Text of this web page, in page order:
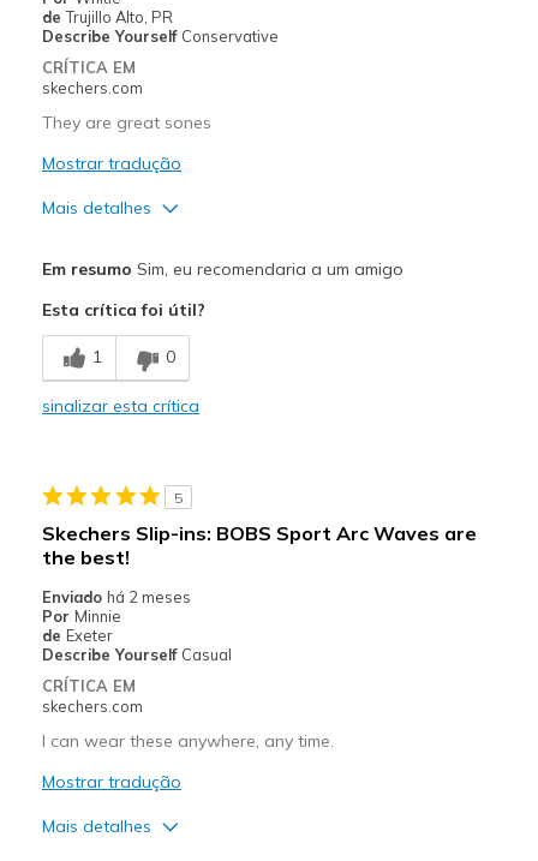
de Trujillo Alto, PR
Describe Yourself Conservative
CRÍTICA EM
skechers.com
They are great sones
Mostrar tradução
Mais detalhes
Breathe Well
Comfortable
Casual Wear
Travel
Width
Feels true to width
Sizing
View On Shoes
Em resumo Sim, eu recomendaria a um amigo
Esta crítica foi útil?
1 0
sinalizar esta crítica
5
Skechers Slip-ins: BOBS Sport Arc Waves are
the best!
Enviado há 2 meses
Por Minnie
de Exeter
Describe Yourself Casual
CRÍTICA EM
skechers.com
I can wear these anywhere, any time.
Mostrar tradução
Mais detalhes